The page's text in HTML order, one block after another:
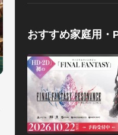
おすすめ家庭用・